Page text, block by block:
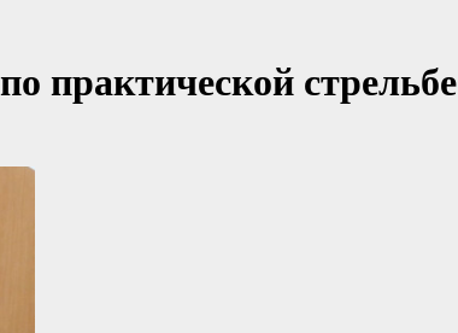
практической стрельбе